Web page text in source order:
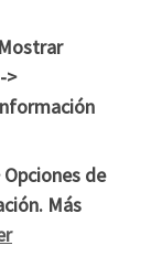
>
de
Más